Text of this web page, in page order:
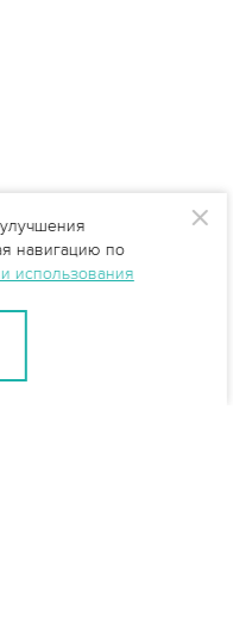
навигацию по
использования